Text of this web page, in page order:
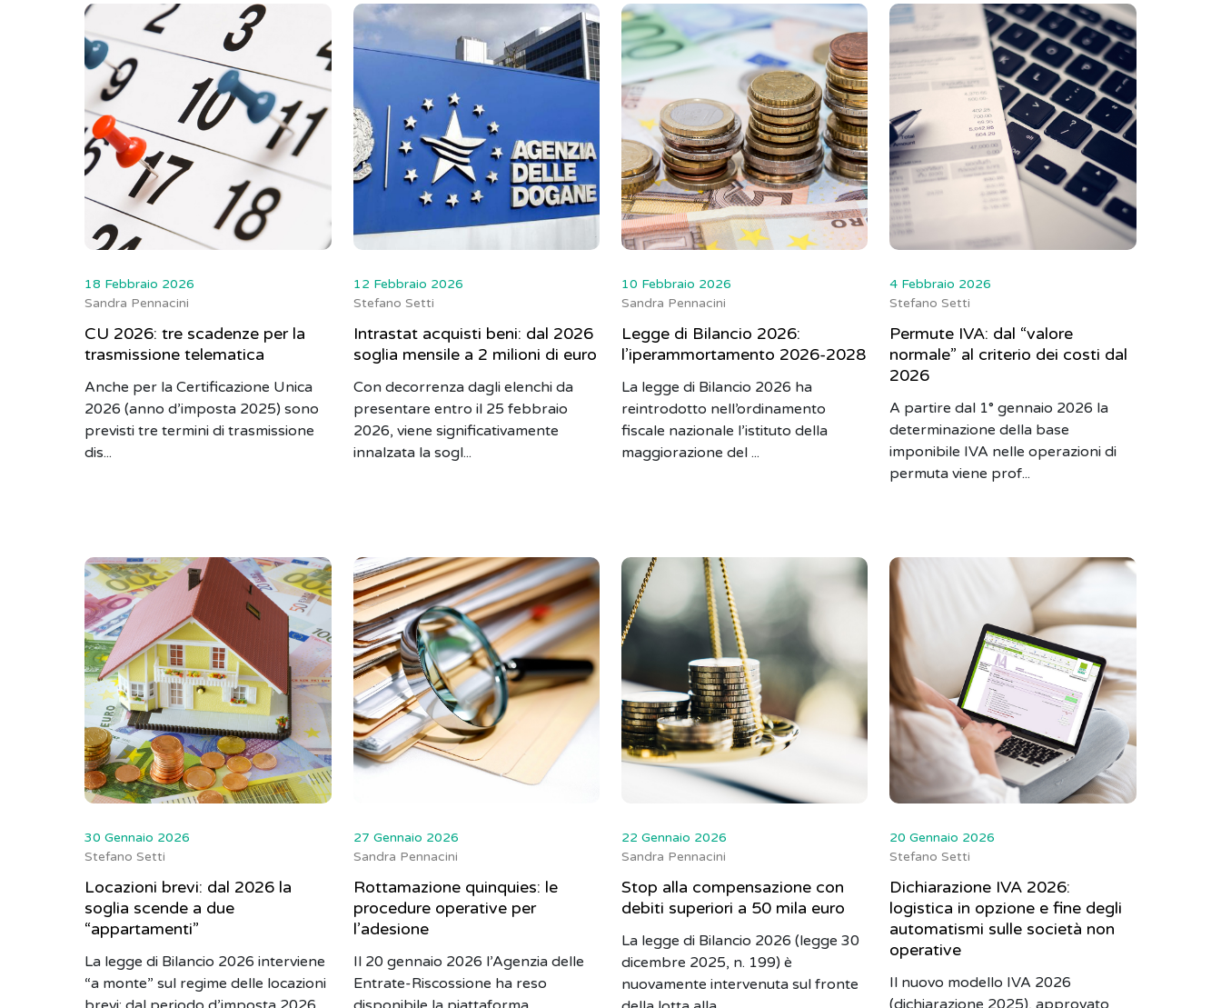
18 Febbraio 2026
Sandra Pennacini
CU 2026: tre scadenze per la
trasmissione telematica
Anche per la Certificazione Unica
2026 (anno d’imposta 2025) sono
previsti tre termini di trasmissione
dis...
12 Febbraio 2026
Stefano Setti
Intrastat acquisti beni: dal 2026
soglia mensile a 2 milioni di euro
Con decorrenza dagli elenchi da
presentare entro il 25 febbraio
2026, viene significativamente
innalzata la sogl...
10 Febbraio 2026
Sandra Pennacini
Legge di Bilancio 2026:
l’iperammortamento 2026-2028
La legge di Bilancio 2026 ha
reintrodotto nell’ordinamento
fiscale nazionale l’istituto della
maggiorazione del ...
4 Febbraio 2026
Stefano Setti
Permute IVA: dal “valore
normale” al criterio dei costi dal
2026
A partire dal 1° gennaio 2026 la
determinazione della base
imponibile IVA nelle operazioni di
permuta viene prof...
30 Gennaio 2026
Stefano Setti
Locazioni brevi: dal 2026 la
soglia scende a due
“appartamenti”
La legge di Bilancio 2026 interviene
“a monte” sul regime delle locazioni
27 Gennaio 2026
Sandra Pennacini
Rottamazione quinquies: le
procedure operative per
l’adesione
Il 20 gennaio 2026 l’Agenzia delle
Entrate-Riscossione ha reso
22 Gennaio 2026
Sandra Pennacini
Stop alla compensazione con
debiti superiori a 50 mila euro
La legge di Bilancio 2026 (legge 30
dicembre 2025, n. 199) è
nuovamente intervenuta sul fronte
20 Gennaio 2026
Stefano Setti
Dichiarazione IVA 2026:
logistica in opzione e fine degli
automatismi sulle società non
operative
Il nuovo modello IVA 2026
(dichiarazione 2025), approvato